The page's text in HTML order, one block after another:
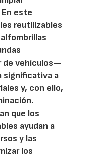
este
reutilizables
de vehículos—
significativa a
y, con ello,
que los
ayudan a
y las
los